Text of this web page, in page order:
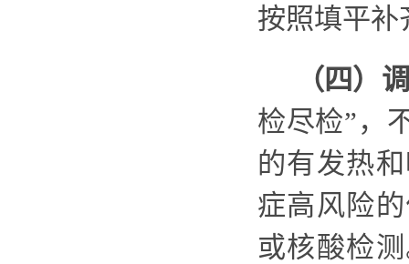
按照填平补
（四）
检尽检”，
的有发热
症高风险
或核酸检